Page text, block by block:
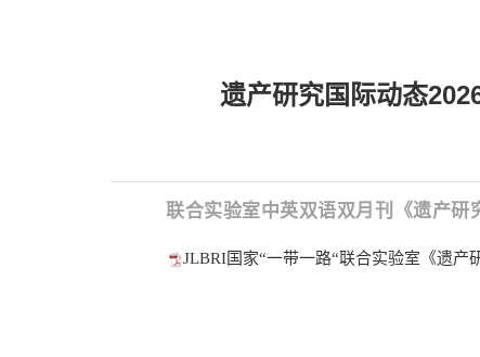
遗产研究国际动态
联合实验室中英双语双月刊《遗产
JLBRI国家“一带一路“联合实验室《遗产